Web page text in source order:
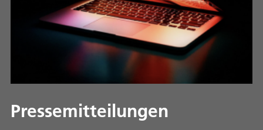
Pressemitteilungen